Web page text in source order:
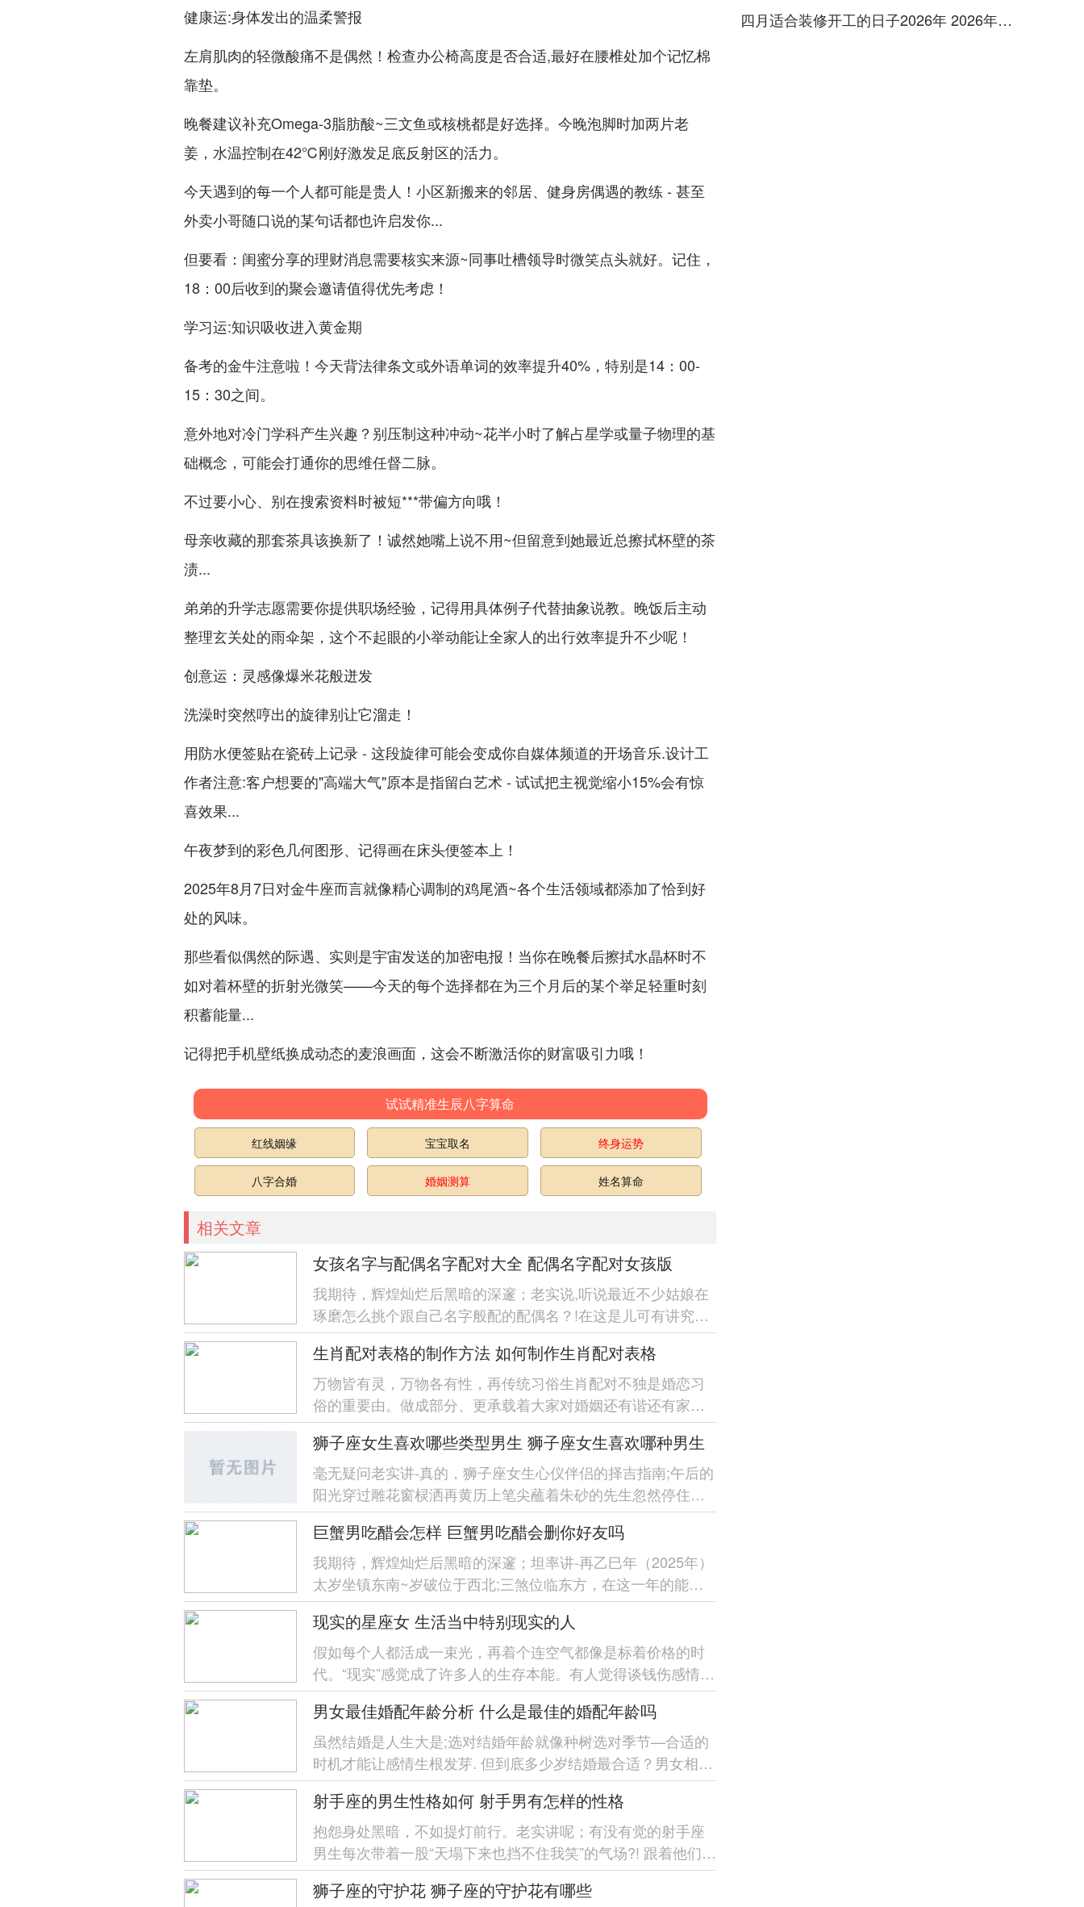
健康运:身体发出的温柔警报
左肩肌肉的轻微酸痛不是偶然！检查办公椅高度是否合适,最好在腰椎处加个记忆棉
靠垫。
晚餐建议补充Omega-3脂肪酸~三文鱼或核桃都是好选择。今晚泡脚时加两片老
姜，水温控制在42℃刚好激发足底反射区的活力。
今天遇到的每一个人都可能是贵人！小区新搬来的邻居、健身房偶遇的教练 - 甚至
外卖小哥随口说的某句话都也许启发你...
但要看：闺蜜分享的理财消息需要核实来源~同事吐槽领导时微笑点头就好。记住，
18：00后收到的聚会邀请值得优先考虑！
学习运:知识吸收进入黄金期
备考的金牛注意啦！今天背法律条文或外语单词的效率提升40%，特别是14：00-
15：30之间。
意外地对冷门学科产生兴趣？别压制这种冲动~花半小时了解占星学或量子物理的基
础概念，可能会打通你的思维任督二脉。
不过要小心、别在搜索资料时被短***带偏方向哦！
母亲收藏的那套茶具该换新了！诚然她嘴上说不用~但留意到她最近总擦拭杯壁的茶
渍...
弟弟的升学志愿需要你提供职场经验，记得用具体例子代替抽象说教。晚饭后主动
整理玄关处的雨伞架，这个不起眼的小举动能让全家人的出行效率提升不少呢！
创意运：灵感像爆米花般迸发
洗澡时突然哼出的旋律别让它溜走！
用防水便签贴在瓷砖上记录 - 这段旋律可能会变成你自媒体频道的开场音乐.设计工
作者注意:客户想要的"高端大气"原本是指留白艺术 - 试试把主视觉缩小15%会有惊
喜效果...
午夜梦到的彩色几何图形、记得画在床头便签本上！
2025年8月7日对金牛座而言就像精心调制的鸡尾酒~各个生活领域都添加了恰到好
处的风味。
那些看似偶然的际遇、实则是宇宙发送的加密电报！当你在晚餐后擦拭水晶杯时不
如对着杯壁的折射光微笑——今天的每个选择都在为三个月后的某个举足轻重时刻
积蓄能量...
记得把手机壁纸换成动态的麦浪画面，这会不断激活你的财富吸引力哦！
试试精准生辰八字算命
红线姻缘 宝宝取名 终身运势
八字合婚 婚姻测算 姓名算命
相关文章
女孩名字与配偶名字配对大全 配偶名字配对女孩版
我期待，辉煌灿烂后黑暗的深邃；老实说,听说最近不少姑娘在
琢磨怎么挑个跟自己名字般配的配偶名？!在这是儿可有讲究
了！就像咱们穿衣服讲究搭配，名字...
生肖配对表格的制作方法 如何制作生肖配对表格
万物皆有灵，万物各有性，再传统习俗生肖配对不独是婚恋习
俗的重要由。做成部分、更承载着大家对婚姻还有谐还有家庭
幸福的朴素愿望。 随着现代...
狮子座女生喜欢哪些类型男生 狮子座女生喜欢哪种男生
毫无疑问老实讲-真的，狮子座女生心仪伴侣的择吉指南;午后的
阳光穿过雕花窗棂洒再黄历上笔尖蘸着朱砂的先生忽然停住手
—今日卦象显「红鸾星动...
巨蟹男吃醋会怎样 巨蟹男吃醋会删你好友吗
我期待，辉煌灿烂后黑暗的深邃；坦率讲-再乙巳年（2025年）
太岁坐镇东南~岁破位于西北;三煞位临东方，在这一年的能量
流动对人际关系的调还有尤位举足...
现实的星座女 生活当中特别现实的人
假如每个人都活成一束光，再着个连空气都像是标着价格的时
代。“现实”感觉成了许多人的生存本能。有人觉得谈钱伤感情。
可就有一群星座女活得...
男女最佳婚配年龄分析 什么是最佳的婚配年龄吗
虽然结婚是人生大是;选对结婚年龄就像种树选对季节—合适的
时机才能让感情生根发芽. 但到底多少岁结婚最合适？男女相差
几岁更幸福？ 今天咱们就...
射手座的男生性格如何 射手男有怎样的性格
抱怨身处黑暗，不如提灯前行。老实讲呢；有没有觉的射手座
男生每次带着一股“天塌下来也挡不住我笑”的气场?! 跟着他们聊
天时那种自由洒脱的劲...
狮子座的守护花 狮子座的守护花有哪些
四月适合装修开工的日子2026年 2026年四月份适合装修开工的黄道吉日